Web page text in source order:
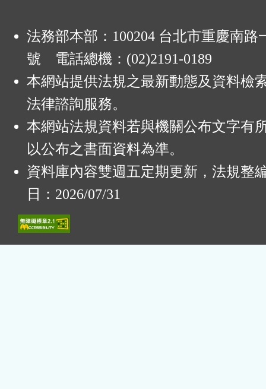
法務部本部：100204 台北市重慶南路
號 電話總機：(02)2191-0189
本網站提供法規之最新動態及資料檢
法律諮詢服務。
本網站法規資料若與機關公布文字有
以公布之書面資料為準。
資料庫內容雙週五定期更新，法規整
日：2026/07/31